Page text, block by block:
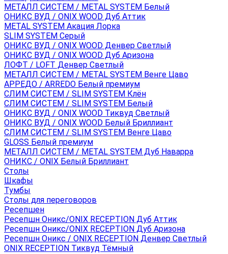
МЕТАЛЛ СИСТЕМ / METAL SYSTEM Белый
ОНИКС ВУД / ONIX WOOD Дуб Аттик
METAL SYSTEM Акация Лорка
SLIM SYSTEM Серый
ОНИКС ВУД / ONIX WOOD Денвер Светлый
ОНИКС ВУД / ONIX WOOD Дуб Аризона
ЛОФТ / LOFT Денвер Светлый
МЕТАЛЛ СИСТЕМ / METAL SYSTEM Венге Цаво
АРРЕДО / ARREDO Белый премиум
СЛИМ СИСТЕМ / SLIM SYSTEM Клён
СЛИМ СИСТЕМ / SLIM SYSTEM Белый
ОНИКС ВУД / ONIX WOOD Тиквуд Светлый
ОНИКС ВУД / ONIX WOOD Белый Бриллиант
СЛИМ СИСТЕМ / SLIM SYSTEM Венге Цаво
GLOSS Белый премиум
МЕТАЛЛ СИСТЕМ / METAL SYSTEM Дуб Наварра
ОНИКС / ONIX Белый Бриллиант
Столы
Шкафы
Тумбы
Столы для переговоров
Ресепшен
Ресепшн Оникс/ONIX RECEPTION Дуб Аттик
Ресепшн Оникс/ONIX RECEPTION Дуб Аризона
Ресепшн Оникс / ONIX RECEPTION Денвер Светлый
ONIX RECEPTION Тиквуд Тёмный